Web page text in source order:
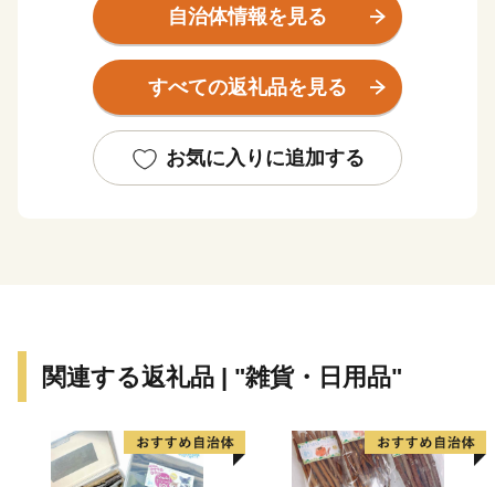
海と山の大自然の恵みをたっぷりうけて、豊かな人と特
産品を育んでいます。
ちりめんじゃこに、幻の地鶏土佐ジロー、土佐文旦に、
マンゴーと美味しいもんがたくさん！
応援よろしくお願いいたします♪
メール：aki@furusato-supports.com
自治体情報を見る
すべての返礼品を見る
お気に入りに追加する
関連する返礼品 | "雑貨・日用品"